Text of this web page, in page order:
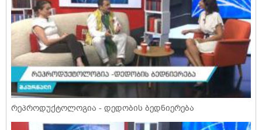
რეპროდუქტოლოგია - დედობის ბედნიერება